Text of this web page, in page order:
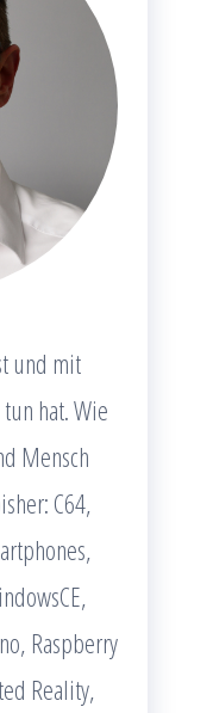
und mit
hat. Wie
Mensch
C64,
Raspberry
Reality,